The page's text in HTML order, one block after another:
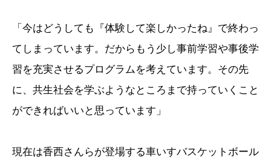
「今はどうしても『体験して楽しかったね』で終わっ
てしまっています。だからもう少し事前学習や事後学
習を充実させるプログラムを考えています。その先
に、共生社会を学ぶようなところまで持っていくこと
ができればいいと思っています」
現在は香西さんらが登場する車いすバスケットボール